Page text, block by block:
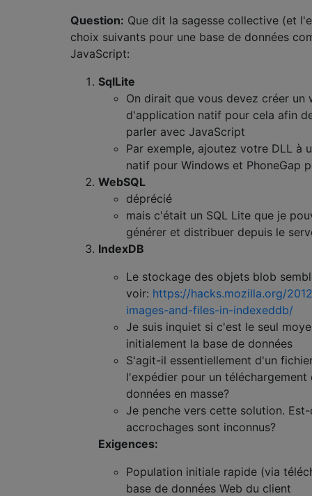
Question: Que dit la sagesse collective (et
choix suivants pour une base de données
JavaScript:
SqlLite
On dirait que vous devez créer un
d'application natif pour cela afin
parler avec JavaScript
Par exemple, ajoutez votre DLL à
natif pour Windows et PhoneGap
WebSQL
déprécié
mais c'était un SQL Lite que je
générer et distribuer depuis le
IndexDB
Le stockage des objets blob
voir: https://hacks.mozilla.org/
images-and-files-in-indexeddb/
Je suis inquiet si c'est le seul
initialement la base de données
S'agit-il essentiellement d'un
l'expédier pour un téléchargement
données en masse?
Je penche vers cette solution.
accrochages sont inconnus?
Exigences:
Population initiale rapide (via
base de données Web du client